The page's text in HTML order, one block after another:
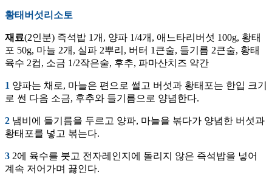
황태버섯리소토
재료(2인분) 즉석밥 1개, 양파 1/4개, 애느타리버섯 100g, 황태
포 50g, 마늘 2개, 실파 2뿌리, 버터 1큰술, 들기름 2큰술, 황태
육수 2컵, 소금 1/2작은술, 후추, 파마산치즈 약간
1 양파는 채로, 마늘은 편으로 썰고 버섯과 황태포는 한입 크기
로 썬 다음 소금, 후추와 들기름으로 양념한다.
2 냄비에 들기름을 두르고 양파, 마늘을 볶다가 양념한 버섯과
황태포를 넣고 볶는다.
3 2에 육수를 붓고 전자레인지에 돌리지 않은 즉석밥을 넣어
계속 저어가며 끓인다.